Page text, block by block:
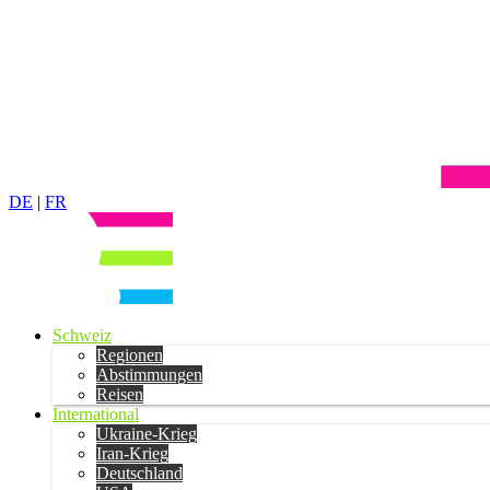
DE | FR
Schweiz
Regionen
Abstimmungen
Reisen
International
Ukraine-Krieg
Iran-Krieg
Deutschland